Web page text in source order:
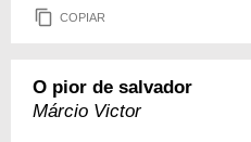
COPIAR
O pior de salvador
Márcio Victor